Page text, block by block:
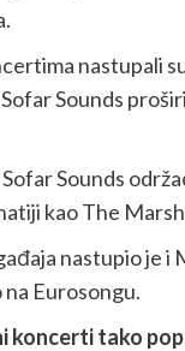
nastupali
Sounds
Sounds
kao The
nastupio je i
Eurosongu.
koncerti tako